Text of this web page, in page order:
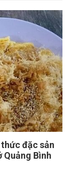
đặc sản
Bình